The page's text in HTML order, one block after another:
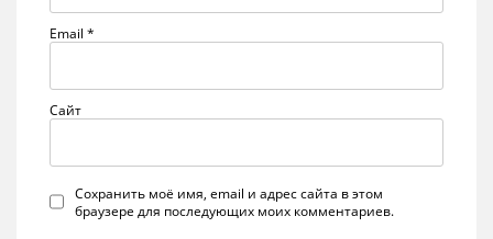
Email *
Сайт
Сохранить моё имя, email и адрес сайта в этом
браузере для последующих моих комментариев.